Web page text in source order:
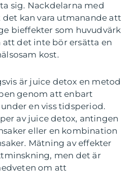
sig. Nackdelarna med
kan vara utmanande att
bieffekter som huvudvärk
det inte bör ersätta en
kost.
är juice detox en metod
genom att enbart
en viss tidsperiod.
av juice detox, antingen
eller en kombination
Mätning av effekter
men det är
om att